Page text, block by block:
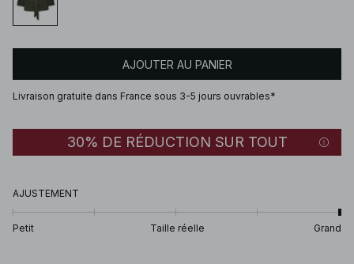
AJOUTER AU PANIER
Livraison gratuite dans France sous 3-5 jours ouvrables*
30% DE RÉDUCTION SUR TOUT
AJUSTEMENT
Petit Taille réelle Grand